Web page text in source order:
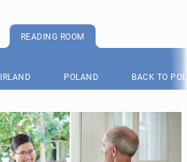
READING ROOM
IRLAND POLAND BACK TO